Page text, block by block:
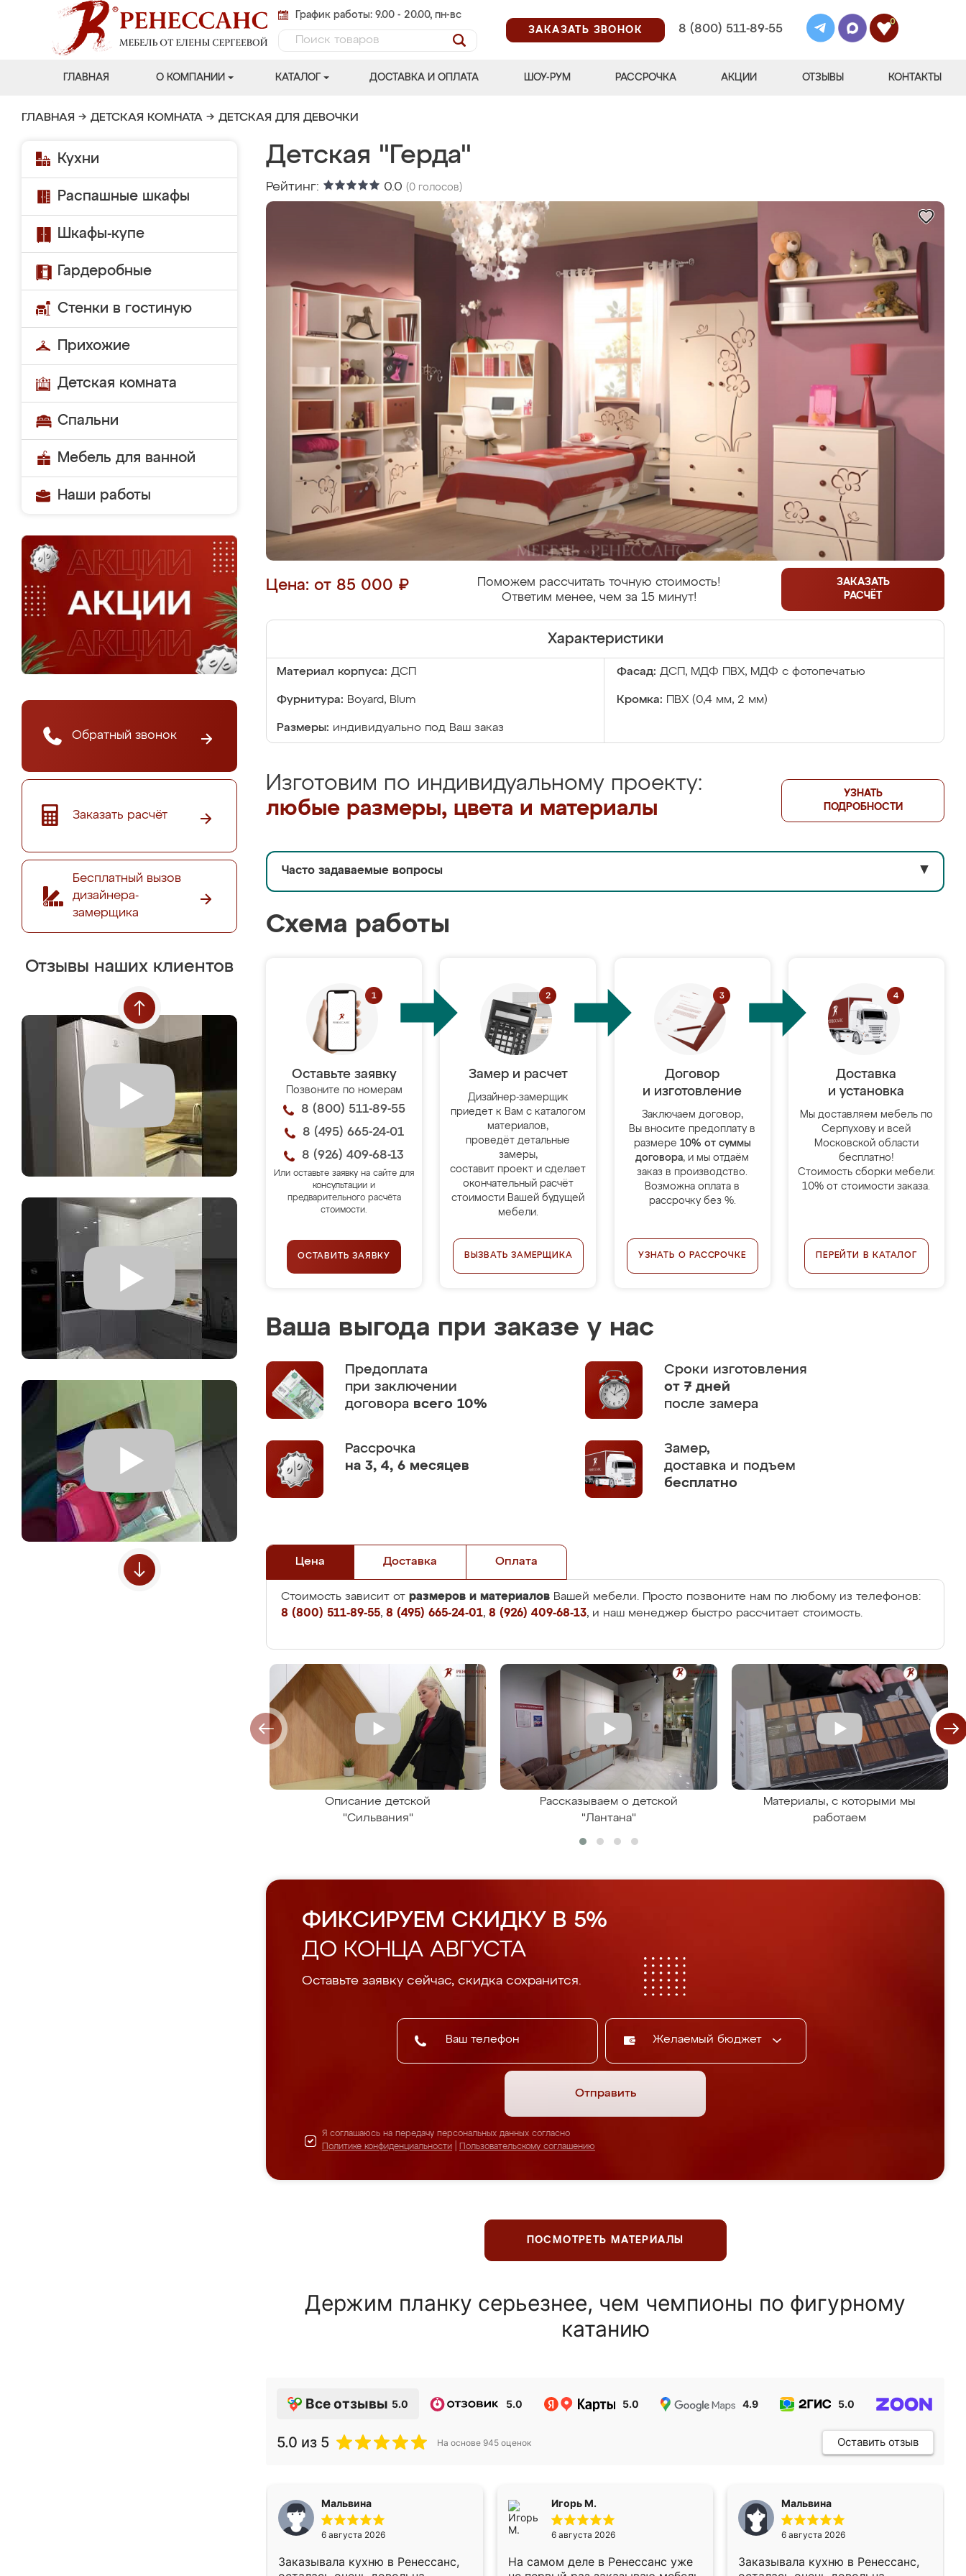
График работы: 9.00 - 20.00, пн-вс
ЗАКАЗАТЬ ЗВОНОК
8 (800) 511-89-55
0
ГЛАВНАЯ О КОМПАНИИ КАТАЛОГ ДОСТАВКА И ОПЛАТА ШОУ-РУМ РАССРОЧКА АКЦИИ ОТЗЫВЫ КОНТАКТЫ
ГЛАВНАЯ → ДЕТСКАЯ КОМНАТА → ДЕТСКАЯ ДЛЯ ДЕВОЧКИ
Кухни
Распашные шкафы
Шкафы-купе
Гардеробные
Стенки в гостиную
Прихожие
Детская комната
Спальни
Мебель для ванной
Наши работы
Обратный звонок
Заказать расчёт
Бесплатный вызов
дизайнера-
замерщика
Отзывы наших клиентов
Детская "Герда"
Рейтинг: 0.0 (0 голосов)
Цена: от 85 000 ₽
Поможем рассчитать точную стоимость!
Ответим менее, чем за 15 минут!
ЗАКАЗАТЬ
РАСЧЁТ
Характеристики
Материал корпуса: ДСП Фасад: ДСП, МДФ ПВХ, МДФ с фотопечатью
Фурнитура: Boyard, Blum Кромка: ПВХ (0,4 мм, 2 мм)
Размеры: индивидуально под Ваш заказ
Изготовим по индивидуальному проекту:
любые размеры, цвета и материалы
УЗНАТЬ
ПОДРОБНОСТИ
Часто задаваемые вопросы ▼
Схема работы
Оставьте заявку
Позвоните по номерам
8 (800) 511-89-55
8 (495) 665-24-01
8 (926) 409-68-13
Или оставьте заявку на сайте для
консультации и
предварительного расчёта
стоимости.
ОСТАВИТЬ ЗАЯВКУ
Замер и расчет
Дизайнер-замерщик
приедет к Вам с каталогом
материалов,
проведёт детальные
замеры,
составит проект и сделает
окончательный расчёт
стоимости Вашей будущей
мебели.
ВЫЗВАТЬ ЗАМЕРЩИКА
Договор
и изготовление
Заключаем договор,
Вы вносите предоплату в
размере 10% от суммы
договора, и мы отдаём
заказ в производство.
Возможна оплата в
рассрочку без %.
УЗНАТЬ О РАССРОЧКЕ
Доставка
и установка
Мы доставляем мебель по
Серпухову и всей
Московской области
бесплатно!
Стоимость сборки мебели:
10% от стоимости заказа.
ПЕРЕЙТИ В КАТАЛОГ
Ваша выгода при заказе у нас
Предоплата
при заключении
договора всего 10%
Сроки изготовления
от 7 дней
после замера
Рассрочка
на 3, 4, 6 месяцев
Замер,
доставка и подъем
бесплатно
Цена Доставка Оплата
Стоимость зависит от размеров и материалов Вашей мебели. Просто позвоните нам по любому из телефонов:
8 (800) 511-89-55, 8 (495) 665-24-01, 8 (926) 409-68-13, и наш менеджер быстро рассчитает стоимость.
Описание детской
"Сильвания"
Рассказываем о детской
"Лантана"
Материалы, с которыми мы
работаем
ФИКСИРУЕМ СКИДКУ В 5%
ДО КОНЦА АВГУСТА
Оставьте заявку сейчас, скидка сохранится.
Желаемый бюджет
Отправить
Я соглашаюсь на передачу персональных данных согласно
Политике конфиденциальности
Пользовательскому соглашению
ПОСМОТРЕТЬ МАТЕРИАЛЫ
Держим планку серьезнее, чем чемпионы по фигурному
катанию
Все отзывы 5.0 5.0 5.0 4.9 5.0
5.0 из 5 На основе 945 оценок Оставить отзыв
Мальвина
6 августа 2026
Заказывала кухню в Ренессанс,
Игорь М.
6 августа 2026
На самом деле в Ренессанс уже
Мальвина
6 августа 2026
Заказывала кухню в Ренессанс,